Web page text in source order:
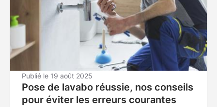
Publié le 19 août 2025
Pose de lavabo réussie, nos conseils
pour éviter les erreurs courantes